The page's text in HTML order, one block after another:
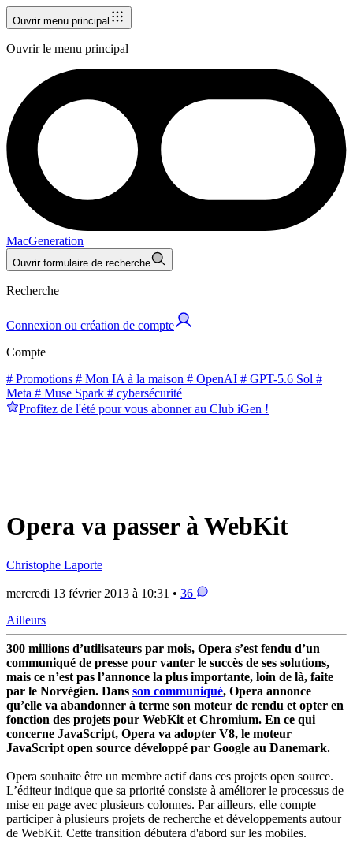
Ouvrir menu principal
Ouvrir le menu principal
MacGeneration
Ouvrir formulaire de recherche
Recherche
Connexion ou création de compte
Compte
# Promotions # Mon IA à la maison # OpenAI # GPT-5.6 Sol #
Meta # Muse Spark # cybersécurité
Profitez de l'été pour vous abonner au Club iGen !
Opera va passer à WebKit
Christophe Laporte
mercredi 13 février 2013 à 10:31 • 36
Ailleurs
300 millions d’utilisateurs par mois, Opera s’est fendu d’un
communiqué de presse pour vanter le succès de ses solutions,
mais ce n’est pas l’annonce la plus importante, loin de là, faite
par le Norvégien. Dans son communiqué, Opera annonce
qu’elle va abandonner à terme son moteur de rendu et opter en
fonction des projets pour WebKit et Chromium. En ce qui
concerne JavaScript, Opera va adopter V8, le moteur
JavaScript open source développé par Google au Danemark.
Opera souhaite être un membre actif dans ces projets open source.
L’éditeur indique que sa priorité consiste à améliorer le processus de
mise en page avec plusieurs colonnes. Par ailleurs, elle compte
participer à plusieurs projets de recherche et développements autour
de WebKit. Cette transition débutera d'abord sur les mobiles.